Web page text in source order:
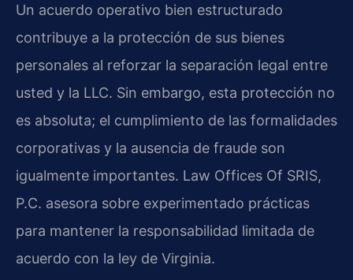
Un acuerdo operativo bien estructurado
contribuye a la protección de sus bienes
personales al reforzar la separación legal entre
usted y la LLC. Sin embargo, esta protección no
es absoluta; el cumplimiento de las formalidades
corporativas y la ausencia de fraude son
igualmente importantes. Law Offices Of SRIS,
P.C. asesora sobre experimentado prácticas
para mantener la responsabilidad limitada de
acuerdo con la ley de Virginia.